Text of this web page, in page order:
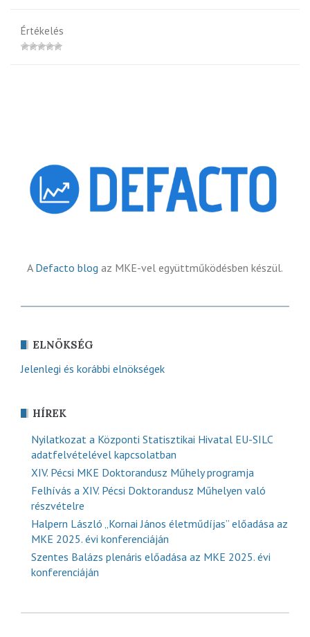
Értékelés
A Defacto blog az MKE-vel együttműködésben készül.
ELNÖKSÉG
Jelenlegi és korábbi elnökségek
HÍREK
Nyilatkozat a Központi Statisztikai Hivatal EU-SILC
adatfelvételével kapcsolatban
XIV. Pécsi MKE Doktorandusz Műhely programja
Felhívás a XIV. Pécsi Doktorandusz Műhelyen való
részvételre
Halpern László „Kornai János életműdíjas” előadása az
MKE 2025. évi konferenciáján
Szentes Balázs plenáris előadása az MKE 2025. évi
konferenciáján